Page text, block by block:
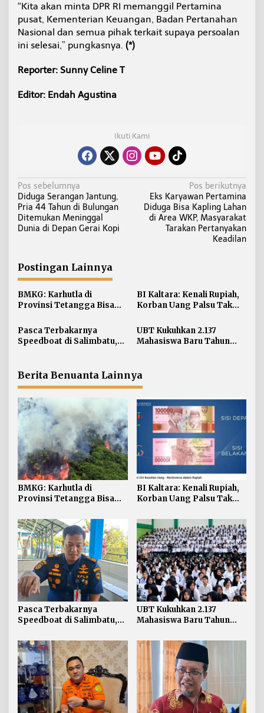
“Kita akan minta DPR RI memanggil Pertamina
pusat, Kementerian Keuangan, Badan Pertanahan
Nasional dan semua pihak terkait supaya persoalan
ini selesai,” pungkasnya. (*)
Reporter: Sunny Celine T
Editor: Endah Agustina
Ikuti Kami
N
a
v
i
s
i
p
s
Pos sebelumnya
Diduga Serangan Jantung,
Pria 44 Tahun di Bulungan
Ditemukan Meninggal
Dunia di Depan Gerai Kopi
Pos berikutnya
Eks Karyawan Pertamina
Diduga Bisa Kapling Lahan
di Area WKP, Masyarakat
Tarakan Pertanyakan
Keadilan
Postingan Lainnya
BMKG: Karhutla di
Provinsi Tetangga Bisa
Kaltara
BI Kaltara: Kenali Rupiah,
Korban Uang Palsu Tak
Pasca Terbakarnya
Speedboat di Salimbatu,
Awak Kapal
UBT Kukuhkan 2.137
Mahasiswa Baru Tahun
Berita Benuanta Lainnya
BMKG: Karhutla di
Provinsi Tetangga Bisa
Kaltara
BI Kaltara: Kenali Rupiah,
Korban Uang Palsu Tak
Pasca Terbakarnya
Speedboat di Salimbatu,
Pengawasan dan Edukasi
Awak Kapal
UBT Kukuhkan 2.137
Mahasiswa Baru Tahun